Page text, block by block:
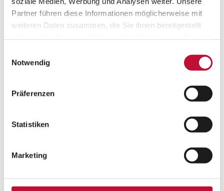
Partner führen diese Informationen möglicherweise mit
weiteren Daten zusammen, die Sie ihnen bereitgestellt
Datenschutzerklärung
Notwendig
Präferenzen
Statistiken
Marketing
Wirtschaftsmagazin durchgeführten Studie
erreichte das Home of Media damit eine Top-
Für Laudert ist die Nachwuchsarbeit ein integraler
Auszeichnung unterstreicht, dass das
Weg für eine professionelle Nachwuchsförderung
ausgezeichnet. Zudem wurden zahlreiche
Abschlussarbeiten in ihren Fachbereichen geehrt,